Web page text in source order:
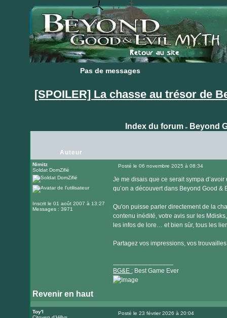
Pas de messages
Pas de messages
[SPOILER] La chasse au trésor de
Index du forum» Beyond
Auteur
Nimitz
Soldat DomZifié
Inscrit le 01 août 2007 à 13:27
Messages : 3971
Posté le 06 novembre 2025 à 08:34
Je me disais que ce serait sympa
qu’on a découvert dans Beyond Good &
Qu'on puisse parler directement de la
contenu inédité, votre avis sur les
les infos de lore… et bien sûr, tous les
Partagez vos impressions, vos
BG&E :Best Game Ever
Revenir en haut
le
Toy'l
Posté le 23 février 2026 à 20:04